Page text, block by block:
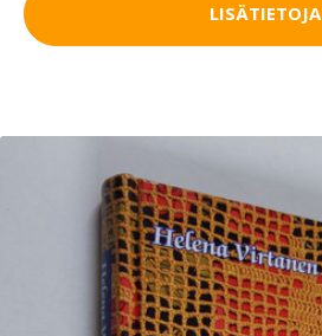
LISÄTIETOJA